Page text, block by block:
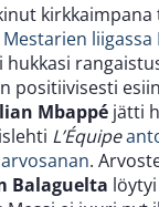
kirkkaimpana
liigassa
positiivisesti
Mbappé jätti
L’Équipe
.
Balaguelta